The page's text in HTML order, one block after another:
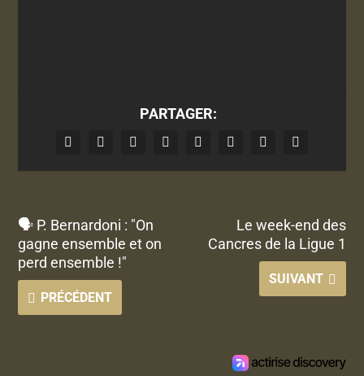
PARTAGER:
🗣 P. Bernardoni : "On
gagne ensemble et on
perd ensemble !"
PRÉCÉDENT
Le week-end des
Cancres de la Ligue 1
SUIVANT